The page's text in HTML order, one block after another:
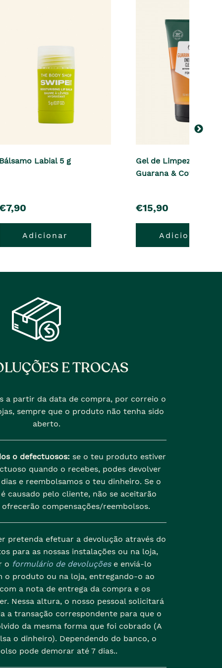
Bálsamo Labial 5 g
Adicionar
Gel de Limpeza Facial
Guarana & Coffee 150
pre�o
€15,90
Adicionar
E TROCAS
a partir da data de compra, por correio o
sempre que o produto não tenha sido
aberto.
o defectuosos: se o teu produto estiver
quando o recebes, podes devolver
e reembolsamos o teu dinheiro. Se o
causado pelo cliente, não se aceitarão
compensações/reembolsos.
pretenda efetuar a devolução através do
para as nossas instalações ou na loja,
o formulário de devoluçõese enviá-lo
o produto ou na loja, entregando-o ao
a nota de entrega da compra e os
Nessa altura, o nosso pessoal solicitará
a transação correspondente para que o
da mesma forma que foi cobrado (A
o dinheiro). Dependendo do banco, o
pode demorar até 7 dias..